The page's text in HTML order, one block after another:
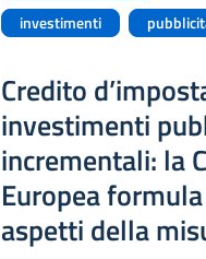
investimenti
Credito
investimenti
incrementali: la
Europea
aspetti della